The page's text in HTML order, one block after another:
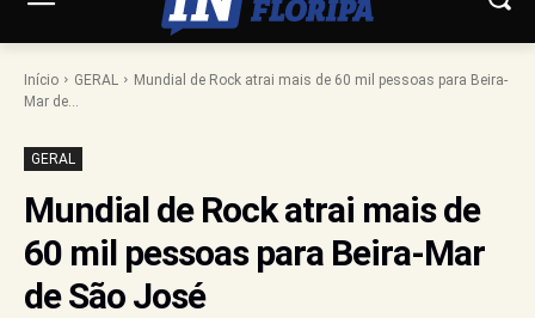
Início GERAL
Mundial de Rock atrai mais de 60 mil pessoas para Beira-
Mar de...
GERAL
Mundial de Rock atrai mais de
60 mil pessoas para Beira-Mar
de São José